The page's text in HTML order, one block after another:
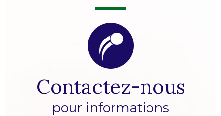
Contactez-nous
pour informations